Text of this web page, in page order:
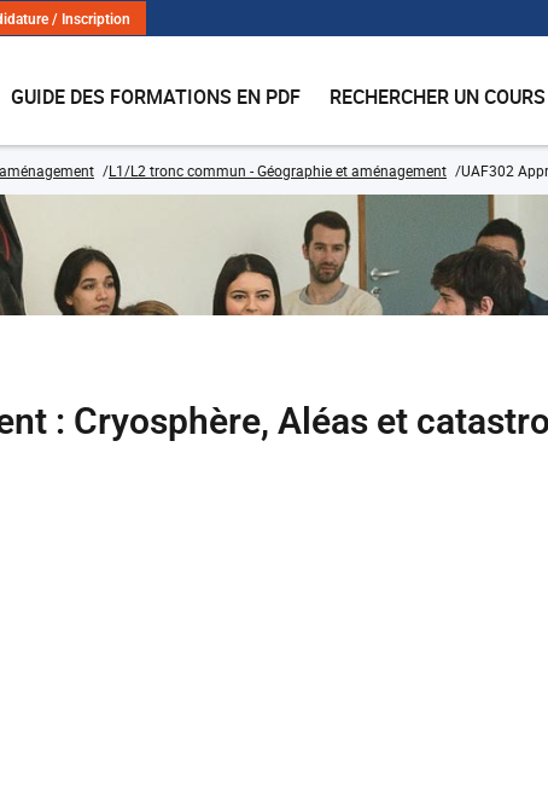
/ Inscription
GUIDE DES FORMATIONS EN PDF RECHERCHER UN COURS
L1/L2 tronc commun - Géographie et aménagement UAF302
: Cryosphère, Aléas et